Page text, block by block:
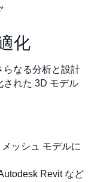
化
らなる分析と設計
された 3D モデル
ッシュ モデルに
Revit など